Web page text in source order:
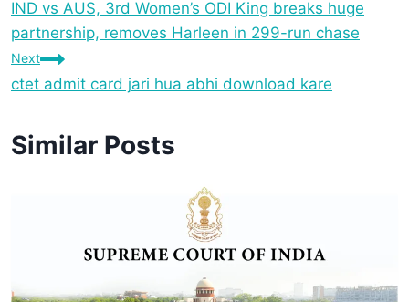
IND vs AUS, 3rd Women’s ODI King breaks huge
partnership, removes Harleen in 299-run chase
Next
ctet admit card jari hua abhi download kare
Similar Posts